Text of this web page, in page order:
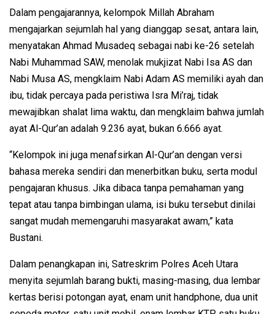
Dalam pengajarannya, kelompok Millah Abraham
mengajarkan sejumlah hal yang dianggap sesat, antara lain,
menyatakan Ahmad Musadeq sebagai nabi ke-26 setelah
Nabi Muhammad SAW, menolak mukjizat Nabi Isa AS dan
Nabi Musa AS, mengklaim Nabi Adam AS memiliki ayah dan
ibu, tidak percaya pada peristiwa Isra Mi’raj, tidak
mewajibkan shalat lima waktu, dan mengklaim bahwa jumlah
ayat Al-Qur’an adalah 9.236 ayat, bukan 6.666 ayat.
“Kelompok ini juga menafsirkan Al-Qur’an dengan versi
bahasa mereka sendiri dan menerbitkan buku, serta modul
pengajaran khusus. Jika dibaca tanpa pemahaman yang
tepat atau tanpa bimbingan ulama, isi buku tersebut dinilai
sangat mudah memengaruhi masyarakat awam,” kata
Bustani.
Dalam penangkapan ini, Satreskrim Polres Aceh Utara
menyita sejumlah barang bukti, masing-masing, dua lembar
kertas berisi potongan ayat, enam unit handphone, dua unit